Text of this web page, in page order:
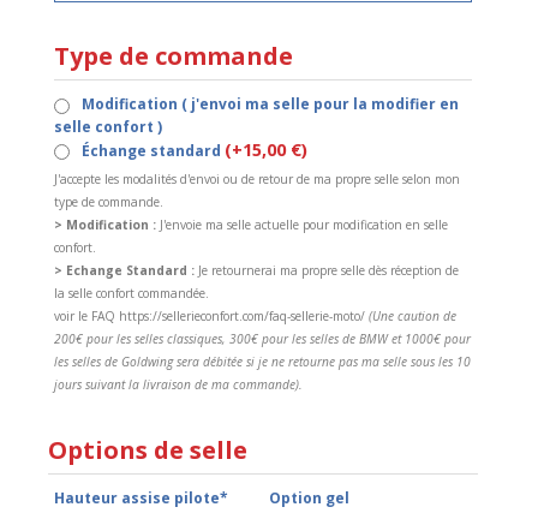
Options de selle
Hauteur assise pilote*
Option gel
Type de commande
Modification ( j'envoi ma selle pour la modifier en
selle confort )
Échange standard (+15,00 €)
J'accepte les modalités d'envoi ou de retour de ma propre selle selon mon
type de commande.
> Modification : J'envoie ma selle actuelle pour modification en selle
confort.
> Echange Standard :Je retournerai ma propre selle dès réception de
la selle confort commandée.
voir le FAQ https://sellerieconfort.com/faq-sellerie-moto/ (Une caution de
200€ pour les selles classiques, 300€ pour les selles de BMW et 1000€ pour
les selles de Goldwing sera débitée si je ne retourne pas ma selle sous les 10
jours suivant la livraison de ma commande).